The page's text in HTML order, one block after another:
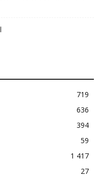
719
636
394
59
1 417
27